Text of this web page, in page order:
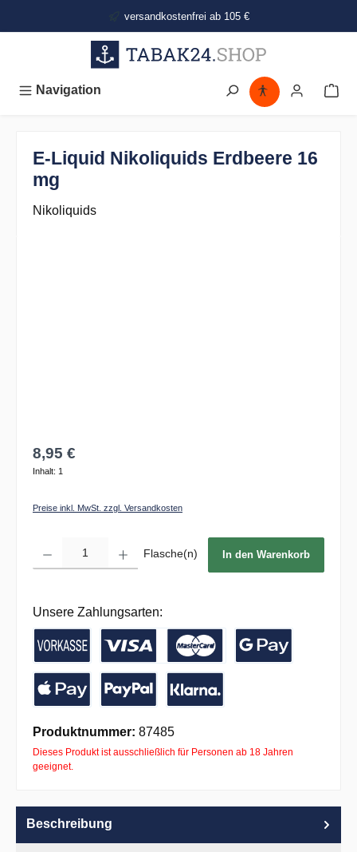
versandkostenfrei ab 105 €
Navigation
E-Liquid Nikoliquids Erdbeere 16
mg
Nikoliquids
8,95 €
Inhalt: 1
Preise inkl. MwSt. zzgl. Versandkosten
Flasche(n) In den Warenkorb
Unsere Zahlungsarten:
Vorkasse / Banküberweisung
Kreditkarte
Produktnummer: 87485
Dieses Produkt ist ausschließlich für Personen ab 18 Jahren
geeignet.
Beschreibung